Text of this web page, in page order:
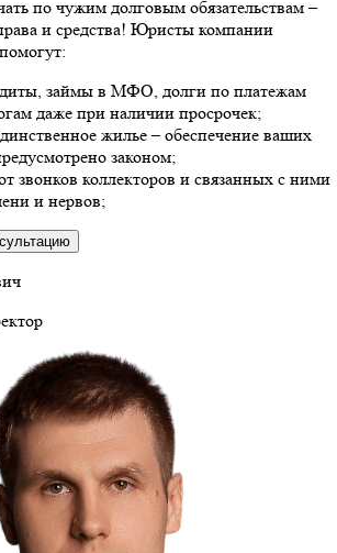
по чужим долговым обязательствам –
и средства! Юристы компании
займы в МФО, долги по платежам
даже при наличии просрочек;
жилье – обеспечение ваших
законом;
звонков коллекторов и связанных с ними
и нервов;